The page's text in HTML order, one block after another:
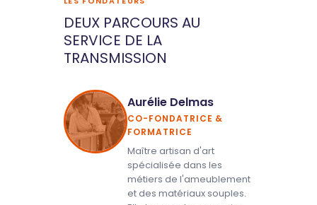
DEUX PARCOURS AU
SERVICE DE LA
TRANSMISSION
Aurélie Delmas
CO-FONDATRICE &
FORMATRICE
Maître artisan d'art
spécialisée dans les
métiers de l'ameublement
et des matériaux souples.